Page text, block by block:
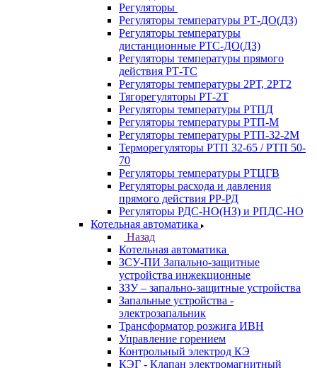
Регуляторы
Регуляторы температуры РТ-ДО(ДЗ)
Регуляторы температуры
дистанционные РТС-ДО(ДЗ)
Регуляторы температуры прямого
действия РТ-ТС
Регуляторы температуры 2РТ, 2РT2
Тягорегуляторы РТ-2Т
Регуляторы температуры РТПД
Регуляторы температуры РТП-M
Регуляторы температуры РТП-32-2М
Терморегуляторы РТП 32-65 / РТП 50-
70
Регуляторы температуры РТЦГВ
Регуляторы расхода и давления
прямого действия РР-РД
Регуляторы РДС-НО(НЗ) и РПДС-НО
Котельная автоматика
Назад
Котельная автоматика
ЗСУ-ПИ Запально-защитные
устройства инжекционные
ЗЗУ – запально-защитные устройства
Запальные устройства -
электрозапальник
Трансформатор розжига ИВН
Управление горением
Контрольный электрод КЭ
КЭГ - Клапан электромагнитный